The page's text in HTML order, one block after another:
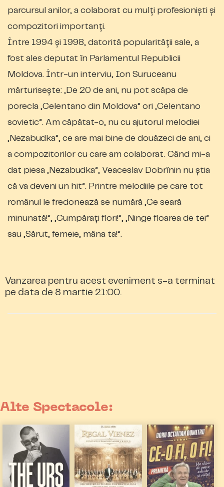
parcursul anilor, a colaborat cu mulţi profesionişti şi
compozitori importanţi.
Între 1994 şi 1998, datorită popularităţii sale, a
fost ales deputat în Parlamentul Republicii
Moldova. Într-un interviu, Ion Suruceanu
mărturiseşte: „De 20 de ani, nu pot scăpa de
porecla „Celentano din Moldova” ori „Celentano
sovietic”. Am căpătat-o, nu cu ajutorul melodiei
„Nezabudka”, ce are mai bine de douăzeci de ani, ci
a compozitorilor cu care am colaborat. Când mi-a
dat piesa „Nezabudka”, Veaceslav Dobrînin nu ştia
că va deveni un hit”. Printre melodiile pe care tot
românul le fredonează se numără „Ce seară
minunată!”, „Cumpăraţi flori!”, „Ninge floarea de tei”
sau „Sărut, femeie, mâna ta!”.
Vanzarea pentru acest eveniment s-a terminat
pe data de 8 martie 21:00.
Alte Spectacole: